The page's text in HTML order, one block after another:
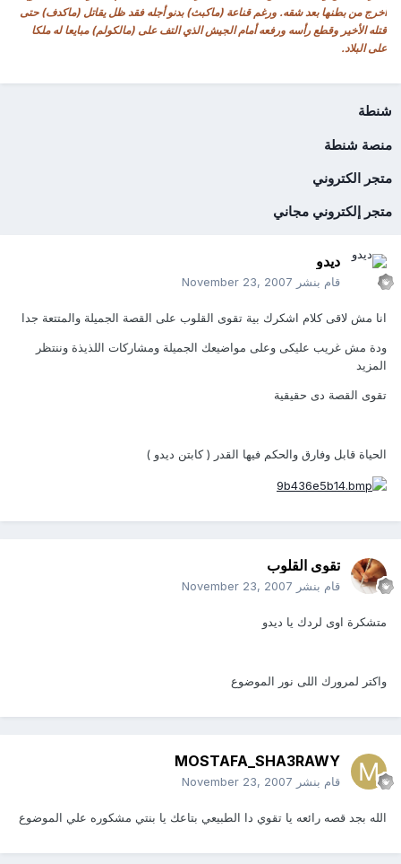
أخرج من بطنها بعد شقه. ورغم قناعة (ماكبث) بدنو أجله فقد ظل يقاتل (ماكدف) حتى
قتله الأخير وقطع رأسه ورفعه أمام الجيش الذي التف على (مالكولم) مبايعا له ملكا
على البلاد.
شنطة
منصة شنطة
متجر الكتروني
متجر إلكتروني مجاني
ديدو
قام بنشر November 23, 2007
انا مش لاقى كلام اشكرك بية تقوى القلوب على القصة الجميلة والمتتعة جدا
ودة مش غريب عليكى وعلى مواضيعك الجميلة ومشاركات اللذيذة وننتظر
المزيد
تقوى القصة دى حقيقية
الحياة قابل وفارق والحكم فيها القدر ( كابتن ديدو )
تقوى القلوب
قام بنشر November 23, 2007
متشكرة اوى لردك يا ديدو
واكتر لمرورك اللى نور الموضوع
MOSTAFA_SHA3RAWY
قام بنشر November 23, 2007
الله بجد قصه رائعه يا تقوي دا الطبيعي بتاعك يا بنتي مشكوره علي الموضوع